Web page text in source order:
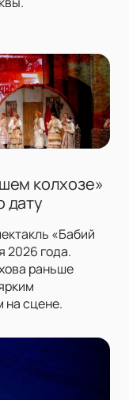
колхозе»
дату
«Бабий
2026 года.
раньше
на сцене.